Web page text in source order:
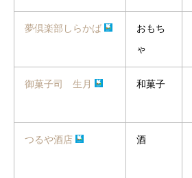
夢倶楽部しらかば
おもち
ゃ
御菓子司 生月 和菓子
つるや酒店 酒